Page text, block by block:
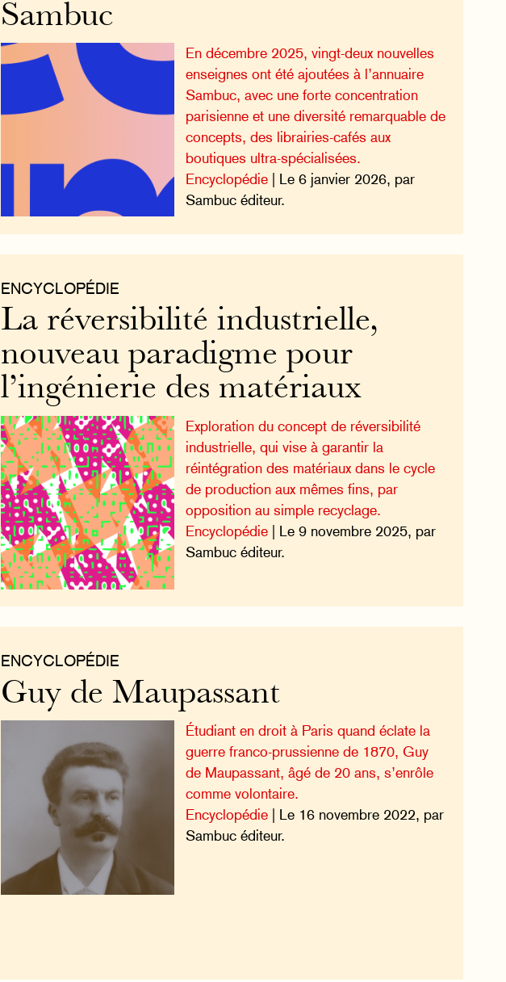
Sambuc
En décembre 2025, vingt-deux nouvelles
enseignes ont été ajoutées à l’annuaire
Sambuc, avec une forte concentration
parisienne et une diversité remarquable de
concepts, des librairies-cafés aux
boutiques ultra-spécialisées.
Encyclopédie| Le 6 janvier 2026, par
Sambuc éditeur.
ENCYCLOPÉDIE
La réversibilité industrielle,
nouveau paradigme pour
l’ingénierie des matériaux
Exploration du concept de réversibilité
industrielle, qui vise à garantir la
réintégration des matériaux dans le cycle
de production aux mêmes fins, par
opposition au simple recyclage.
Encyclopédie| Le 9 novembre 2025, par
Sambuc éditeur.
ENCYCLOPÉDIE
Guy de Maupassant
Étudiant en droit à Paris quand éclate la
guerre franco-prussienne de 1870, Guy
de Maupassant, âgé de 20 ans, s’enrôle
comme volontaire.
Encyclopédie| Le 16 novembre 2022, par
Sambuc éditeur.